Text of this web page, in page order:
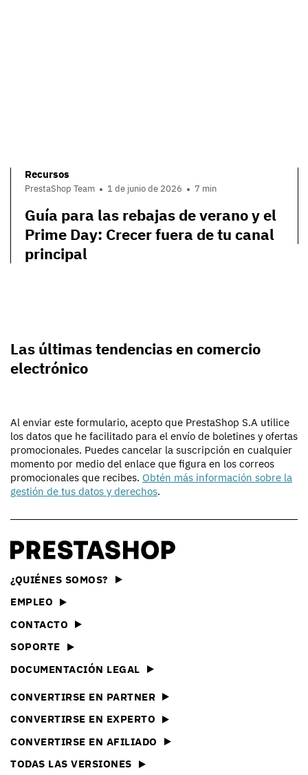
Recursos
PrestaShop Team 1 de junio de 2026 7 min
Guía para las rebajas de verano y el
Prime Day: Crecer fuera de tu canal
principal
Las últimas tendencias en comercio
electrónico
Al enviar este formulario, acepto que PrestaShop S.A utilice
los datos que he facilitado para el envío de boletines y ofertas
promocionales. Puedes cancelar la suscripción en cualquier
momento por medio del enlace que figura en los correos
promocionales que recibes. Obtén más información sobre la
gestión de tus datos y derechos.
¿QUIÉNES SOMOS?
EMPLEO
CONTACTO
SOPORTE
DOCUMENTACIÓN LEGAL
CONVERTIRSE EN PARTNER
CONVERTIRSE EN EXPERTO
CONVERTIRSE EN AFILIADO
TODAS LAS VERSIONES